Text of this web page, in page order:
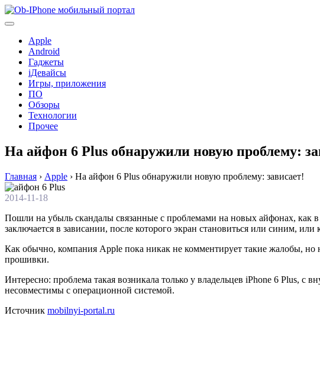
Перейти
к
Apple
Android
Гаджеты
iДевайсы
Игры, приложения
ПО
Обзоры
Технологии
Прочее
На айфон 6 Plus обнаружили новую проблему:
Главная › Apple › На айфон 6 Plus обнаружили новую проблему: зависает!
2014-11-18
Пошли на убыль скандалы связанные с проблемами на новых айфонах, как в
заключается в зависании, после которого экран становиться или синим,
Как обычно, компания Apple пока никак не комментирует такие жалобы, но
прошивки.
Интересно: проблема такая возникала только у владельцев iPhone 6 Plus,
несовместимы с операционной системой.
Источник mobilnyi-portal.ru